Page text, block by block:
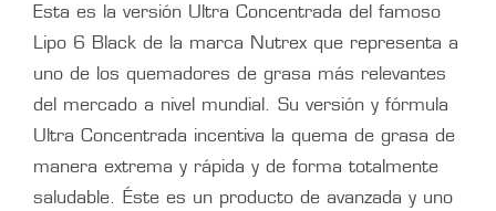
Esta es la versión Ultra Concentrada del famoso
Lipo 6 Black de la marca Nutrex que representa a
uno de los quemadores de grasa más relevantes
del mercado a nivel mundial. Su versión y fórmula
Ultra Concentrada incentiva la quema de grasa de
manera extrema y rápida y de forma totalmente
saludable. Éste es un producto de avanzada y uno